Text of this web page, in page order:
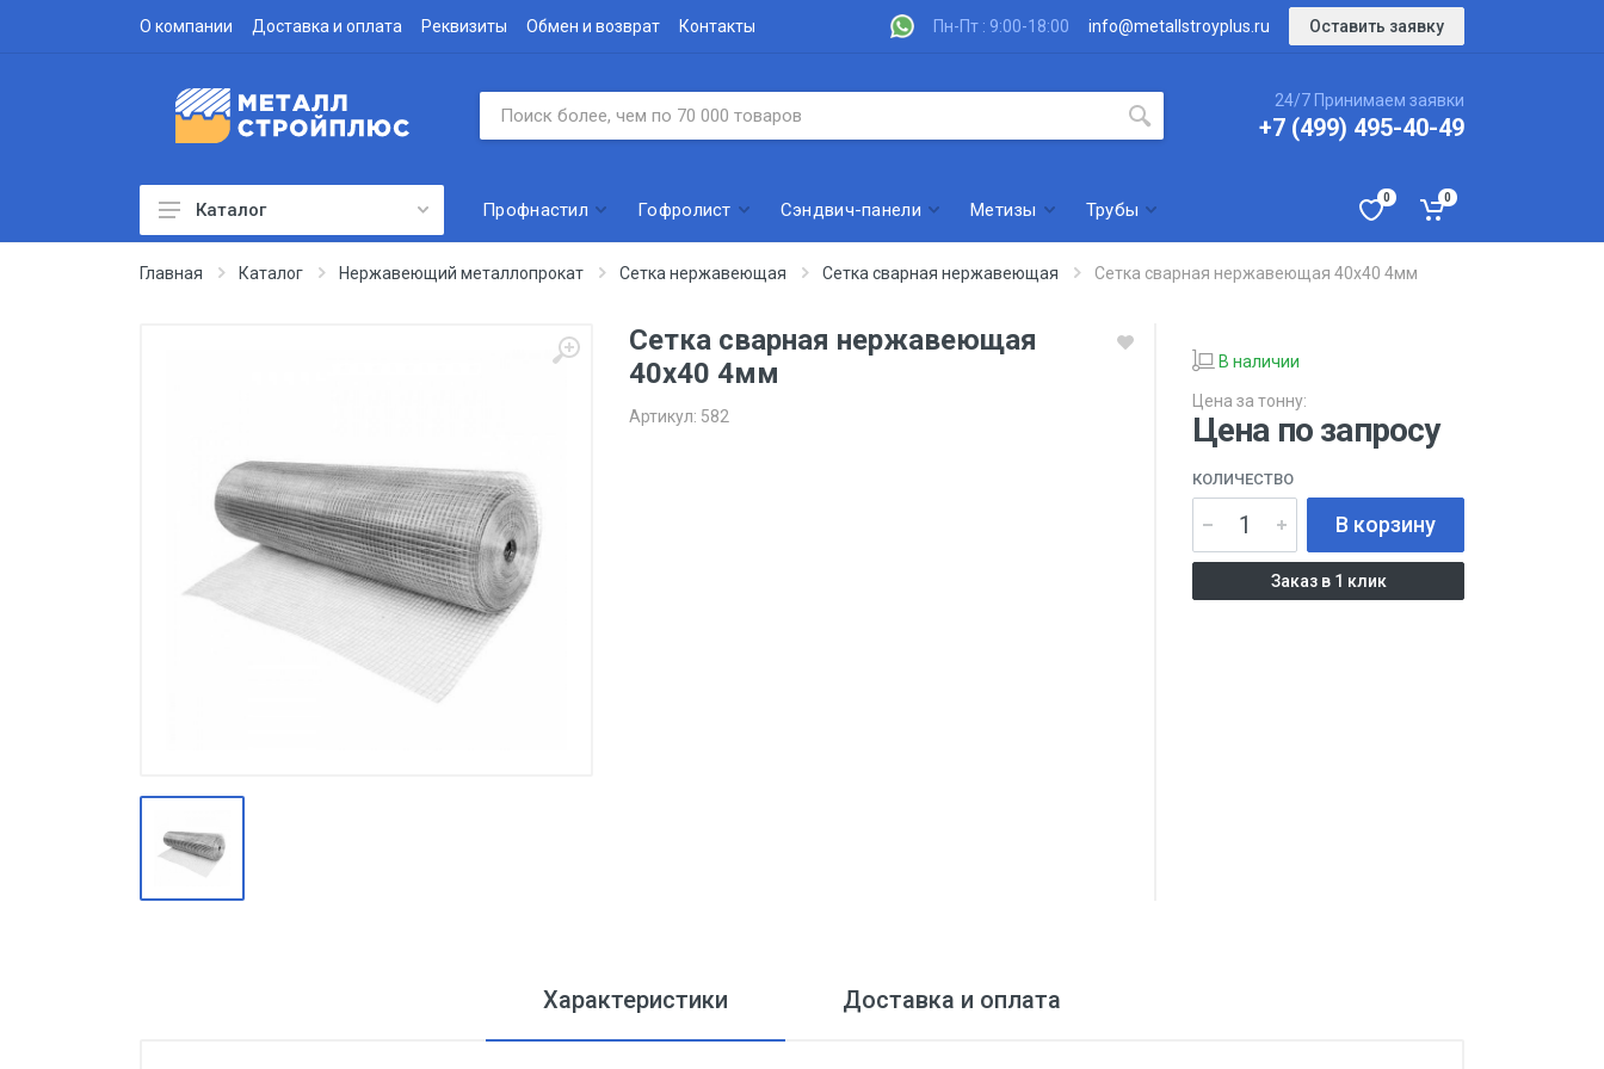
О компании Доставка и оплата Реквизиты Обмен и возврат Контакты Пн-Пт : 9:00-18:00 info@metallstroyplus.ru Оставить заявку
24/7 Принимаем заявки
+7 (499) 495-40-49
Профнастил
Сэндвич-панели
Метизы
Производство
Штакетник
Черный металлопрокат
метизы
Оцинкованный металлопрокат
Каталог Профнастил Гофролист Сэндвич-панели Метизы Трубы
0 0
Главная Каталог Нержавеющий металлопрокат Сетка нержавеющая Сетка сварная нержавеющая Сетка сварная нержавеющая 40х40 4мм
Сетка сварная нержавеющая
40х40 4мм
Артикул: 582
В наличии
Цена за тонну:
Цена по запросу
КОЛИЧЕСТВО
В корзину
Заказ в 1 клик
Характеристики Доставка и оплата